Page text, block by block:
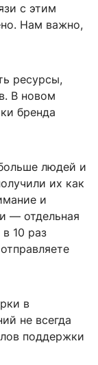
с этим
Нам важно,
ресурсы,
В новом
бренда
людей и
их как
и
— отдельная
10 раз
в
не всегда
поддержки